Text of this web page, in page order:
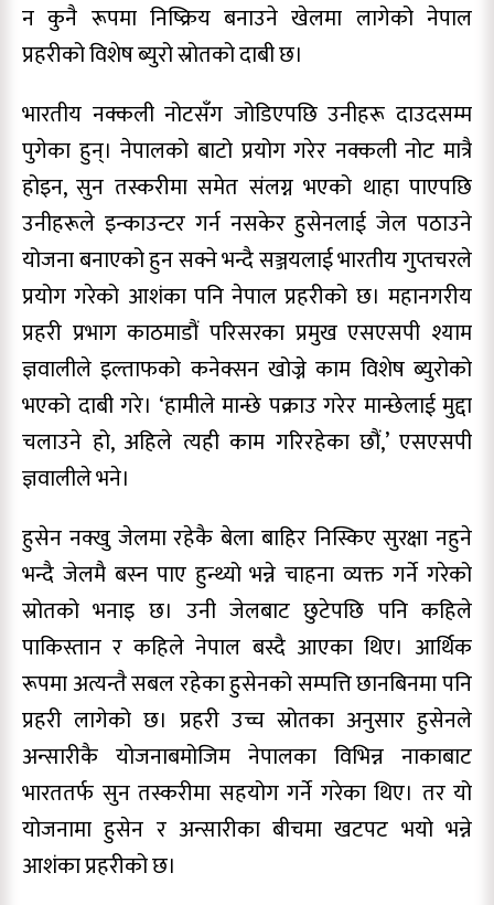
न कुनै रूपमा निष्क्रिय बनाउने खेलमा लागेको नेपाल
प्रहरीको विशेष ब्युरो स्रोतको दाबी छ।
भारतीय नक्कली नोटसँग जोडिएपछि उनीहरू दाउदसम्म
पुगेका हुन्। नेपालको बाटो प्रयोग गरेर नक्कली नोट मात्रै
होइन, सुन तस्करीमा समेत संलग्न भएको थाहा पाएपछि
उनीहरूले इन्काउन्टर गर्न नसकेर हुसेनलाई जेल पठाउने
योजना बनाएको हुन सक्ने भन्दै सञ्जयलाई भारतीय गुप्तचरले
प्रयोग गरेको आशंका पनि नेपाल प्रहरीको छ। महानगरीय
प्रहरी प्रभाग काठमाडौं परिसरका प्रमुख एसएसपी श्याम
ज्ञवालीले इल्ताफको कनेक्सन खोज्ने काम विशेष ब्युरोको
भएको दाबी गरे। ‘हामीले मान्छे पक्राउ गरेर मान्छेलाई मुद्दा
चलाउने हो, अहिले त्यही काम गरिरहेका छौं,’ एसएसपी
ज्ञवालीले भने।
हुसेन नक्खु जेलमा रहेकै बेला बाहिर निस्किए सुरक्षा नहुने
भन्दै जेलमै बस्न पाए हुन्थ्यो भन्ने चाहना व्यक्त गर्ने गरेको
स्रोतको भनाइ छ। उनी जेलबाट छुटेपछि पनि कहिले
पाकिस्तान र कहिले नेपाल बस्दै आएका थिए। आर्थिक
रूपमा अत्यन्तै सबल रहेका हुसेनको सम्पत्ति छानबिनमा पनि
प्रहरी लागेको छ। प्रहरी उच्च स्रोतका अनुसार हुसेनले
अन्सारीकै योजनाबमोजिम नेपालका विभिन्न नाकाबाट
भारततर्फ सुन तस्करीमा सहयोग गर्ने गरेका थिए। तर यो
योजनामा हुसेन र अन्सारीका बीचमा खटपट भयो भन्ने
आशंका प्रहरीको छ।